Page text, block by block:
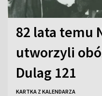
82 lata temu
utworzyli
Dulag 121
KARTKA Z KALENDARZA